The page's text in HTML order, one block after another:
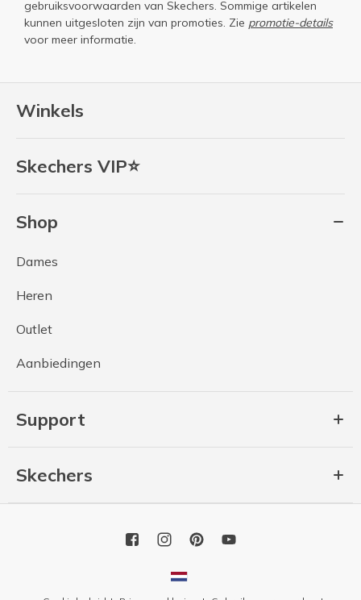
Winkels
Skechers VIP⭐
Shop
Dames
Heren
Outlet
Aanbiedingen
Support
Skechers
gebruiksvoorwaarden van Skechers. Sommige artikelen
kunnen uitgesloten zijn van promoties. Zie promotie-details
voor meer informatie.